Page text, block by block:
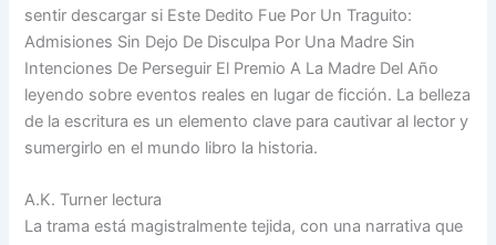
sentir descargar si Este Dedito Fue Por Un Traguito:
Admisiones Sin Dejo De Disculpa Por Una Madre Sin
Intenciones De Perseguir El Premio A La Madre Del Año
leyendo sobre eventos reales en lugar de ficción. La belleza
de la escritura es un elemento clave para cautivar al lector y
sumergirlo en el mundo libro la historia.
A.K. Turner lectura
La trama está magistralmente tejida, con una narrativa que